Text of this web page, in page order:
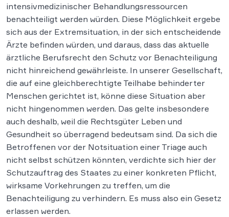
intensivmedizinischer Behandlungsressourcen
benachteiligt werden würden. Diese Möglichkeit ergebe
sich aus der Extremsituation, in der sich entscheidende
Ärzte befinden würden, und daraus, dass das aktuelle
ärztliche Berufsrecht den Schutz vor Benachteiligung
nicht hinreichend gewährleiste. In unserer Gesellschaft,
die auf eine gleichberechtigte Teilhabe behinderter
Menschen gerichtet ist, könne diese Situation aber
nicht hingenommen werden. Das gelte insbesondere
auch deshalb, weil die Rechtsgüter Leben und
Gesundheit so überragend bedeutsam sind. Da sich die
Betroffenen vor der Notsituation einer Triage auch
nicht selbst schützen könnten, verdichte sich hier der
Schutzauftrag des Staates zu einer konkreten Pflicht,
wirksame Vorkehrungen zu treffen, um die
Benachteiligung zu verhindern. Es muss also ein Gesetz
erlassen werden.